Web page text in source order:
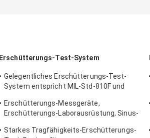
Erschütterungs-Test-System
Gelegentliches Erschütterungs-Test-
System entspricht MIL-Std-810F und
Erschütterungs-Messgeräte,
Erschütterungs-Laborausrüstung, Sinus-
Starkes Tragfähigkeits-Erschütterungs-